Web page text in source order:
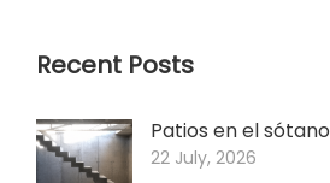
Recent Posts
Patios en el sótano
22 July, 2026